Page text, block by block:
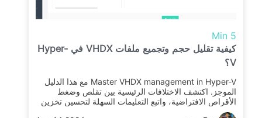
5 Min
كيفية تقليل حجم وتجميع ملفات VHDX في Hyper-
V؟
Master VHDX management in Hyper-V مع هذا الدليل
الموجز. اكتشف الاختلافات الرئيسية بين تقلص وضغط
الأقراص الافتراضية، واتبع التعليمات السهلة لتحسين تخزين
VM الخاص بك.